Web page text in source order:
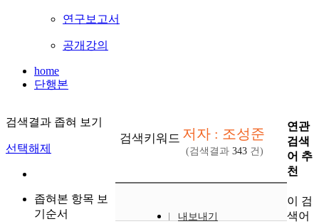
연구보고서
공개강의
home
단행본
검색결과 좁혀 보기
선택해제
좁혀본 항목 보
기순서
검색키워드 저자 : 조성준
(검색결과 343 건)
내보내기
연관
검색
어 추
천
이 검
색어